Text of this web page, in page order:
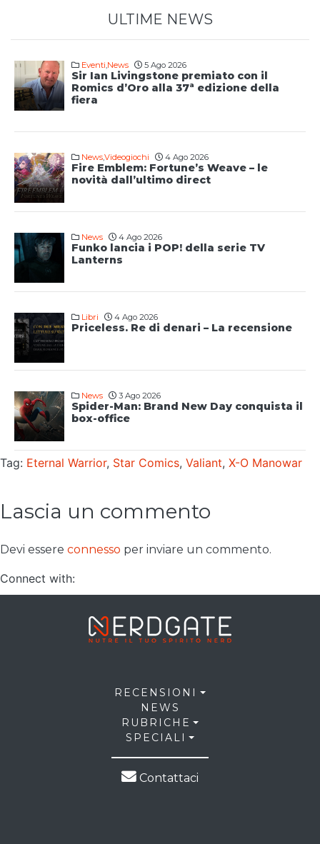
ULTIME NEWS
Eventi,News 5 Ago 2026
Sir Ian Livingstone premiato con il
Romics d’Oro alla 37ª edizione della
fiera
News,Videogiochi 4 Ago 2026
Fire Emblem: Fortune’s Weave – le
novità dall’ultimo direct
News 4 Ago 2026
Funko lancia i POP! della serie TV
Lanterns
Libri 4 Ago 2026
Priceless. Re di denari – La recensione
News 3 Ago 2026
Spider-Man: Brand New Day conquista il
box-office
Tag: Eternal Warrior, Star Comics, Valiant, X-O Manowar
Lascia un commento
Devi essere connesso per inviare un commento.
Connect with:
RECENSIONI
NEWS
RUBRICHE
SPECIALI
Contattaci